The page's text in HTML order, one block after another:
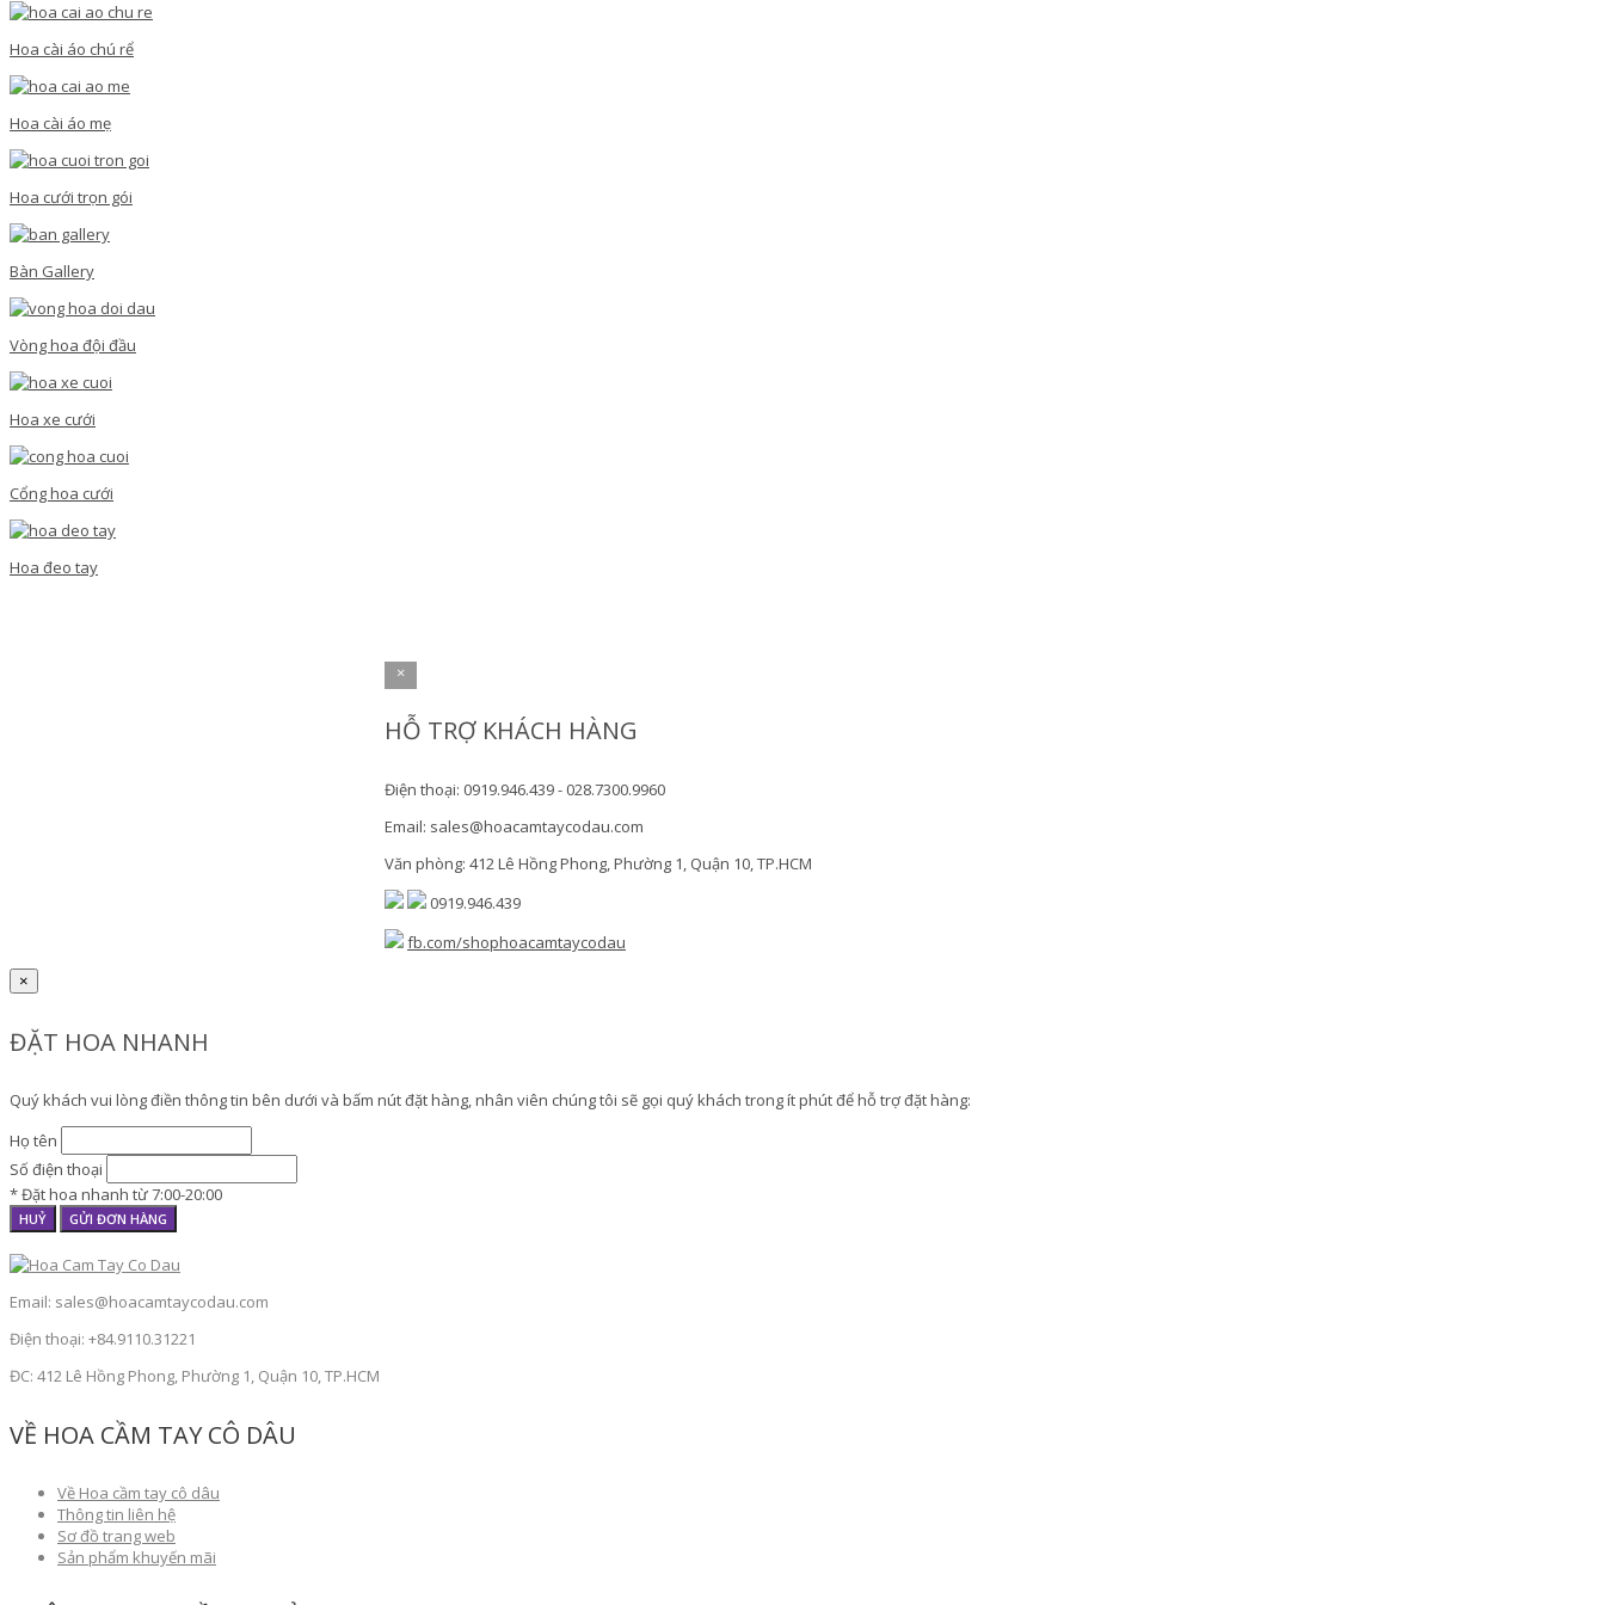
Hoa cài áo chú rể
Hoa cài áo mẹ
Hoa cưới trọn gói
Bàn Gallery
Vòng hoa đội đầu
Hoa xe cưới
Cổng hoa cưới
Hoa đeo tay
×
HỖ TRỢ KHÁCH HÀNG
Điện thoại: 0919.946.439 - 028.7300.9960
Email: sales@hoacamtaycodau.com
Văn phòng: 412 Lê Hồng Phong, Phường 1, Quận 10, TP.HCM
0919.946.439
fb.com/shophoacamtaycodau
×
ĐẶT HOA NHANH
Quý khách vui lòng điền thông tin bên dưới và bấm nút đặt hàng, nhân viên chúng tôi sẽ gọi quý khách trong ít phút để hỗ trợ đặt hàng:
Họ tên
Số điện thoại
* Đặt hoa nhanh từ 7:00-20:00
HUỶ GỬI ĐƠN HÀNG
Email: sales@hoacamtaycodau.com
Điện thoại: +84.9110.31221
ĐC: 412 Lê Hồng Phong, Phường 1, Quận 10, TP.HCM
VỀ HOA CẦM TAY CÔ DÂU
Về Hoa cầm tay cô dâu
Thông tin liên hệ
Sơ đồ trang web
Sản phẩm khuyến mãi